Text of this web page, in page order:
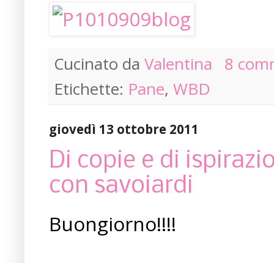
Cucinato da Valentina
8
Etichette: Pane, WBD
giovedì 13 ottobre 2011
Di copie e di
con savoiardi
Buongiorno!!!!